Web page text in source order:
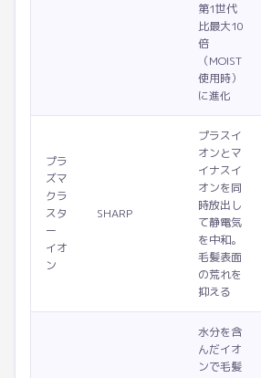
第1世代
比最大10
倍
（MOIST
使用時）
に進化
プラ
ズマ
クラ
スタ
ー
イオ
ン
SHARP
プラスイ
オンとマ
イナスイ
オンを同
時放出し
て静電気
を中和。
毛髪表面
の荒れを
抑える
水分を含
んだイオ
ンで毛髪